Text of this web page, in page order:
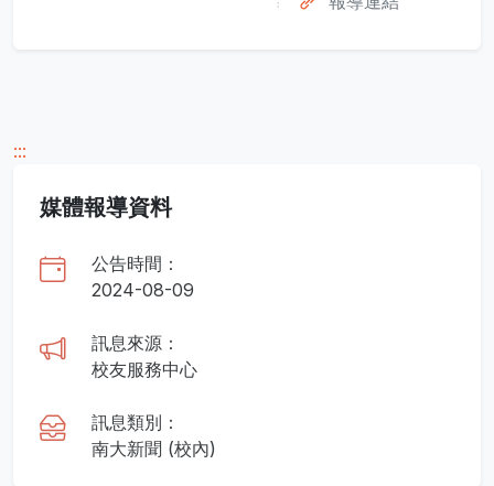
:::
媒體報導資料
公告時間：
2024-08-09
訊息來源：
校友服務中心
訊息類別：
南大新聞 (校內)